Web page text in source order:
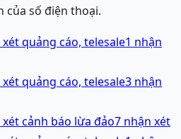
của số điện thoại.
xét quảng cáo, telesale1 nhận
xét quảng cáo, telesale3 nhận
xét cảnh báo lừa đảo7 nhận xét